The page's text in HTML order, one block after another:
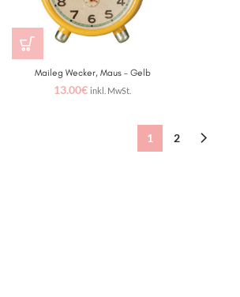
Maileg Wecker, Maus – Gelb
13.00€ inkl. MwSt.
1 2